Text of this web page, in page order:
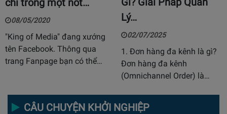
chỉ trong một nốt…
08/05/2020
"King of Media" đang xướng
tên Facebook. Thông qua
trang Fanpage bạn có thể…
Lý…
02/07/2025
1. Đơn hàng đa kênh là gì?
Đơn hàng đa kênh
(Omnichannel Order) là…
CÂU CHUYỆN KHỞI NGHIỆP